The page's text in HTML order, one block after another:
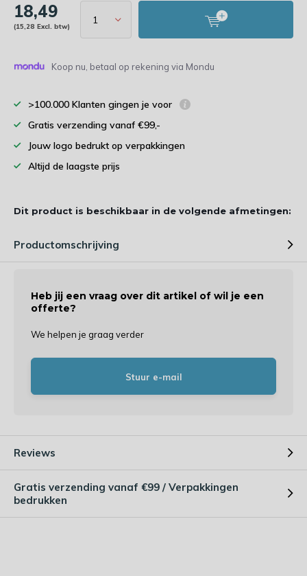
18,49
(15,28 Excl. btw)
Koop nu, betaal op rekening via Mondu
>100.000 Klanten gingen je voor
Gratis verzending vanaf €99,-
Jouw logo bedrukt op verpakkingen
Altijd de laagste prijs
Dit product is beschikbaar in de volgende afmetingen:
Productomschrijving
Heb jij een vraag over dit artikel of wil je een
offerte?
We helpen je graag verder
Stuur e-mail
Reviews
Gratis verzending vanaf €99 / Verpakkingen
bedrukken